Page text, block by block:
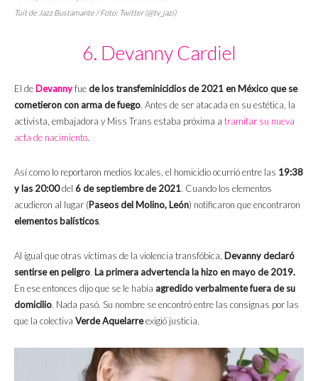
Tuit de Jazz Bustamante / Foto: Twitter (@tv_jazi)
6. Devanny Cardiel
El deDevannyfuede los transfeminicidios de 2021 en México que se
cometieron con arma de fuego. Antes de ser atacada en su estética, la
activista, embajadora y Miss Trans estaba próxima a tramitar su nueva
acta de nacimiento.
Así como lo reportaron medios locales, el homicidio ocurrió entre las 19:38
y las 20:00del 6 de septiembre de 2021. Cuando los elementos
acudieron al lugar (Paseos del Molino, León) notificaron que encontraron
elementos balísticos.
Al igual que otras víctimas de la violencia transfóbica, Devanny declaró
sentirse en peligro. La primera advertencia la hizo en mayo de 2019.
En ese entonces dijo que se le había agredido verbalmente fuera de su
domicilio. Nada pasó. Su nombre se encontró entre las consignas por las
que la colectiva Verde Aquelarreexigió justicia.